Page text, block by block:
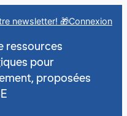
newsletter! 🎁Connexion
ressources
pour
proposées